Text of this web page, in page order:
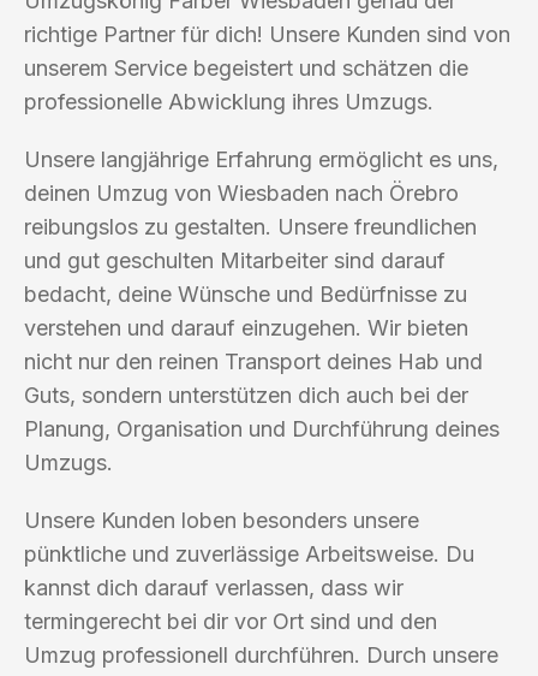
richtige Partner für dich! Unsere Kunden sind von
unserem Service begeistert und schätzen die
professionelle Abwicklung ihres Umzugs.
Unsere langjährige Erfahrung ermöglicht es uns,
deinen Umzug von Wiesbaden nach Örebro
reibungslos zu gestalten. Unsere freundlichen
und gut geschulten Mitarbeiter sind darauf
bedacht, deine Wünsche und Bedürfnisse zu
verstehen und darauf einzugehen. Wir bieten
nicht nur den reinen Transport deines Hab und
Guts, sondern unterstützen dich auch bei der
Planung, Organisation und Durchführung deines
Umzugs.
Unsere Kunden loben besonders unsere
pünktliche und zuverlässige Arbeitsweise. Du
kannst dich darauf verlassen, dass wir
termingerecht bei dir vor Ort sind und den
Umzug professionell durchführen. Durch unsere